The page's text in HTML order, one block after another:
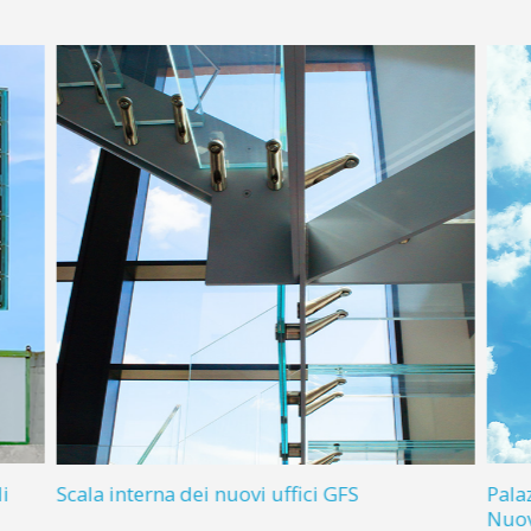
Scala interna dei nuovi uffici GFS